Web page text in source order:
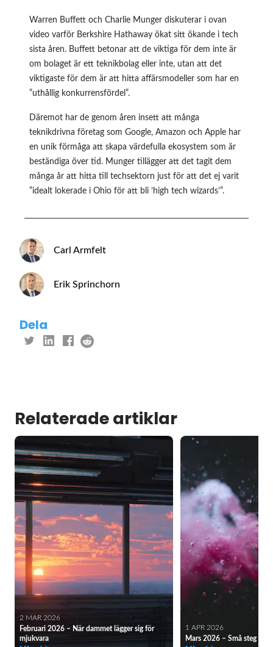
Warren Buffett och Charlie Munger diskuterar i ovan
video varför Berkshire Hathaway ökat sitt ökande i tech
sista åren. Buffett betonar att de viktiga för dem inte är
om bolaget är ett teknikbolag eller inte, utan att det
viktigaste för dem är att hitta affärsmodeller som har en
”uthållig konkurrensfördel”.
Däremot har de genom åren insett att många
teknikdrivna företag som Google, Amazon och Apple har
en unik förmåga att skapa värdefulla ekosystem som är
beständiga över tid. Munger tillägger att det tagit dem
många år att hitta till techsektorn just för att det ej varit
”idealt lokerade i Ohio för att bli ’high tech wizards’”.
Carl Armfelt
Erik Sprinchorn
Dela
Relaterade artiklar
2 MAR 2026
Februari 2026 – När dammet lägger sig för
mjukvara
1 APR 2026
Mars 2026 – Små steg i